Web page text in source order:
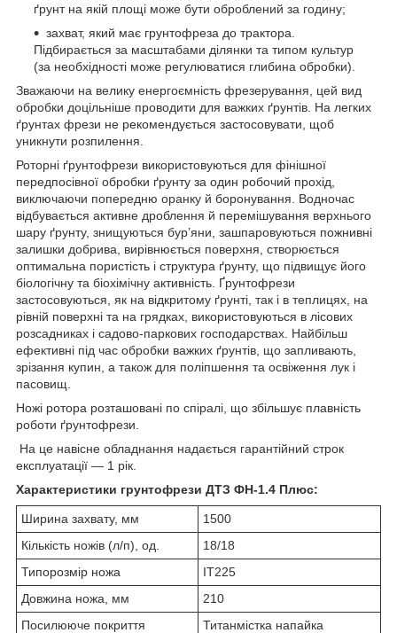
ґрунт на якій площі може бути оброблений за годину;
захват, який має грунтофреза до трактора.
Підбирається за масштабами ділянки та типом культур
(за необхідності може регулюватися глибина обробки).
Зважаючи на велику енергоємність фрезерування, цей вид
обробки доцільніше проводити для важких ґрунтів. На легких
ґрунтах фрези не рекомендується застосовувати, щоб
уникнути розпилення.
Роторні ґрунтофрези використовуються для фінішної
передпосівної обробки ґрунту за один робочий прохід,
виключаючи попередню оранку й боронування. Водночас
відбувається активне дроблення й перемішування верхнього
шару ґрунту, знищуються бур’яни, зашпаровуються пожнивні
залишки добрива, вирівнюється поверхня, створюється
оптимальна пористість і структура ґрунту, що підвищує його
біологічну та біохімічну активність. Ґрунтофрези
застосовуються, як на відкритому ґрунті, так і в теплицях, на
рівній поверхні та на грядках, використовуються в лісових
розсадниках і садово-паркових господарствах. Найбільш
ефективні під час обробки важких ґрунтів, що запливають,
зрізання купин, а також для поліпшення та освіження лук і
пасовищ.
Ножі ротора розташовані по спіралі, що збільшує плавність
роботи ґрунтофрези.
На це навісне обладнання надається гарантійний строк
експлуатації — 1 рік.
Характеристики грунтофрези ДТЗ ФН-1.4 Плюс:
Ширина захвату, мм
1500
Кількість ножів (л/п), од.
18/18
Типорозмір ножа
IT225
Довжина ножа, мм
210
Посилююче покриття
Титанмістка напайка